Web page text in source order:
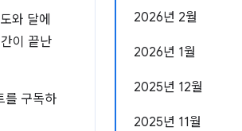
2026년 2월
2026년 1월
2025년 12월
2025년 11월
와 달에
이 끝난
를 구독하